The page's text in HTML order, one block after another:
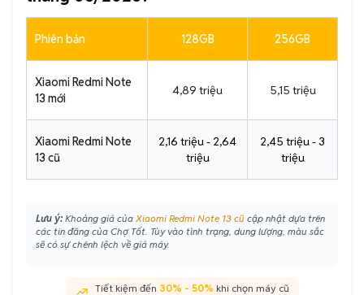
Phiên bản 128GB 256GB
Xiaomi Redmi Note
13 mới
4,89 triệu 5,15 triệu
Xiaomi Redmi Note
13 cũ
2,16 triệu - 2,64
triệu
2,45 triệu - 3
triệu
Lưu ý: Khoảng giá của Xiaomi Redmi Note 13 cũ cập nhật dựa trên
các tin đăng của Chợ Tốt. Tùy vào tình trạng, dung lượng, màu sắc
sẽ có sự chênh lệch về giá máy.
Tiết kiệm đến 30% - 50% khi chọn máy cũ